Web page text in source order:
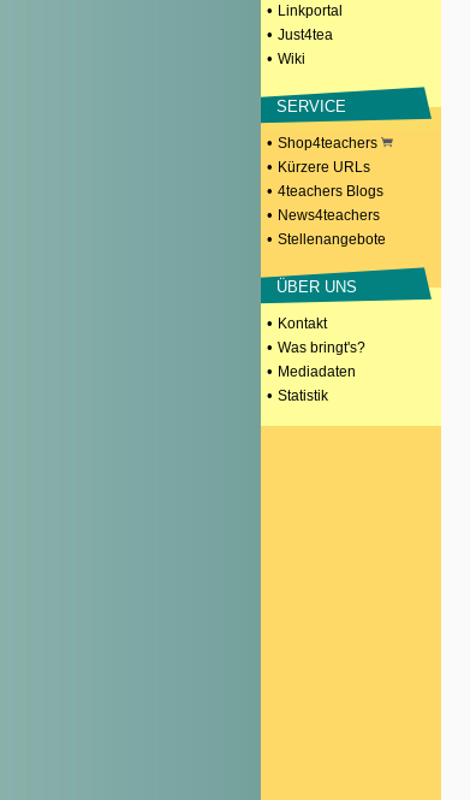
• Linkportal
• Just4tea
• Wiki
SERVICE
• Shop4teachers
• Kürzere URLs
• 4teachers Blogs
• News4teachers
• Stellenangebote
ÜBER UNS
• Kontakt
• Was bringt's?
• Mediadaten
• Statistik